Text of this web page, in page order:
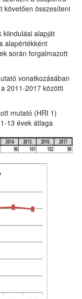
követően összesíteni
kiindulási alapját
alapértékként
során forgalmazott
vonatkozásában
2011-2017 közötti
mutató (HRI 1)
13 évek átlaga